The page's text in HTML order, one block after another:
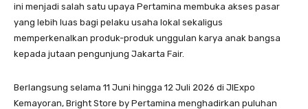
ini menjadi salah satu upaya Pertamina membuka akses pasar
yang lebih luas bagi pelaku usaha lokal sekaligus
memperkenalkan produk-produk unggulan karya anak bangsa
kepada jutaan pengunjung Jakarta Fair.
Berlangsung selama 11 Juni hingga 12 Juli 2026 di JIExpo
Kemayoran, Bright Store by Pertamina menghadirkan puluhan